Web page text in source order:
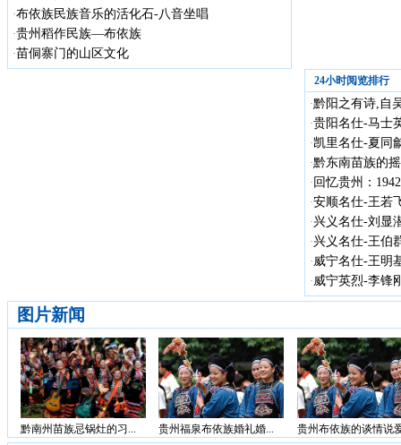
·布依族民族音乐的活化石-八音坐唱
·贵州稻作民族—布依族
·苗侗寨门的山区文化
24小时阅览排行
·黔阳之有诗,自
·贵阳名仕-马士
·凯里名仕-夏同
·黔东南苗族的
· 回忆贵州：
·安顺名仕-王若
·兴义名仕-刘显
·兴义名仕-王伯
· 威宁名仕-王明
· 威宁英烈-李锋
图片新闻
黔南州苗族忌锅灶的习... 贵州福泉布依族婚礼婚... 贵州布依族的谈情说